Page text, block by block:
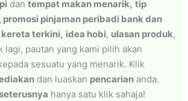
dantempat makan menarik, tip
pinjaman peribadi bank dan
terkini, idea hobi, ulasan produk,
lagi, pautan yang kami pilih akan
sesuatu yang menarik. Klik
dan luaskan pencarian anda.
hanya satu klik sahaja!